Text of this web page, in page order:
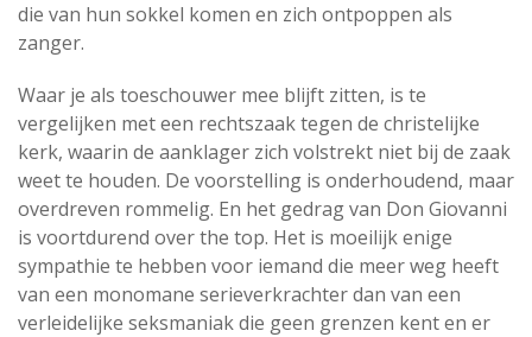
die van hun sokkel komen en zich ontpoppen als
zanger.
Waar je als toeschouwer mee blijft zitten, is te
vergelijken met een rechtszaak tegen de christelijke
kerk, waarin de aanklager zich volstrekt niet bij de zaak
weet te houden. De voorstelling is onderhoudend, maar
overdreven rommelig. En het gedrag van Don Giovanni
is voortdurend over the top. Het is moeilijk enige
sympathie te hebben voor iemand die meer weg heeft
van een monomane serieverkrachter dan van een
verleidelijke seksmaniak die geen grenzen kent en er